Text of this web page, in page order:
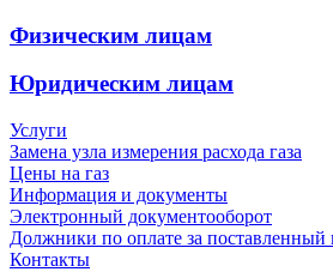
Физическим лицам
Юридическим лицам
Услуги
Замена узла измерения расхода газа
Цены на газ
Информация и документы
Электронный документооборот
Должники по оплате за поставленный
Контакты